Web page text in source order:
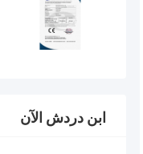
ابن دردش الآن